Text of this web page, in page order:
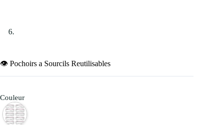
👁️ Pochoirs a Sourcils Reutilisables
Couleur